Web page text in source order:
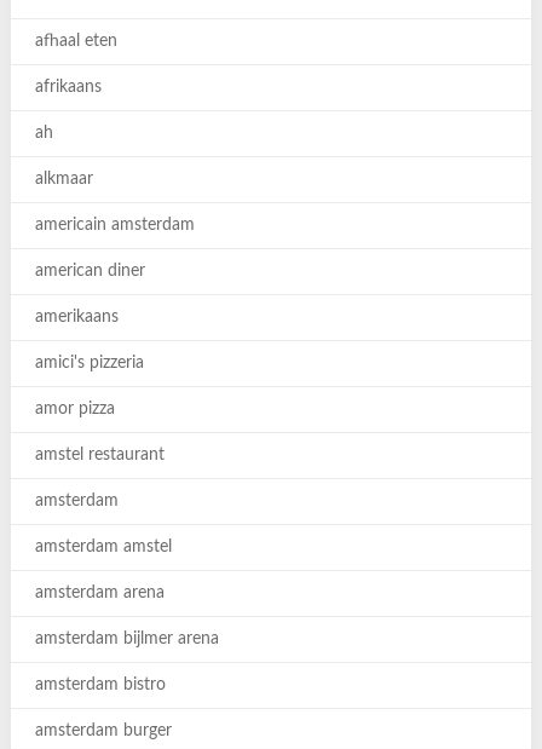
afhaal eten
afrikaans
ah
alkmaar
americain amsterdam
american diner
amerikaans
amici's pizzeria
amor pizza
amstel restaurant
amsterdam
amsterdam amstel
amsterdam arena
amsterdam bijlmer arena
amsterdam bistro
amsterdam burger